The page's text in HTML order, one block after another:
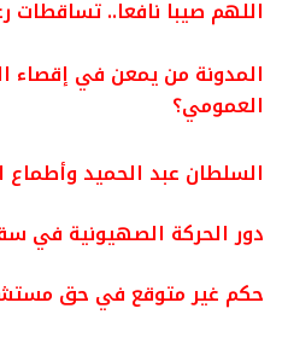
اللهم صيبا نافعا.. تساقطات
المدونة من يمعن في إقصاء
العمومي؟
السلطان عبد الحميد
دور الحركة الصهيونية في
حكم غير متوقع في حق